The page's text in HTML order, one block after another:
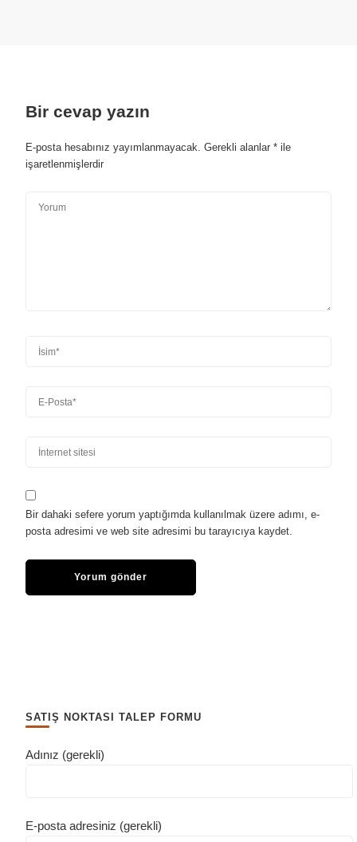
Bir cevap yazın
E-posta hesabınız yayımlanmayacak. Gerekli alanlar * ile
işaretlenmişlerdir
Bir dahaki sefere yorum yaptığımda kullanılmak üzere adımı, e-
posta adresimi ve web site adresimi bu tarayıcıya kaydet.
SATIŞ NOKTASI TALEP FORMU
Adınız (gerekli)
E-posta adresiniz (gerekli)